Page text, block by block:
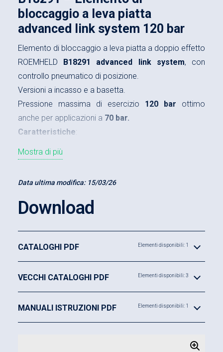
bloccaggio a leva piatta
advanced link system 120 bar
Elemento di bloccaggio a leva piatta a doppio effetto
ROEMHELD B18291 advanced link system, con
controllo pneumatico di posizione.
Versioni a incasso e a basetta.
Pressione massima di esercizio 120 bar ottimo
anche per applicazioni a 70 bar.
Caratteristiche:
Diametro pistone da 25 a 45 mm
effetto (120 bar) da 2,9 a 9,8 kN
Vantaggi:
Ingombri minimi
Mostra di più
Data ultima modifica: 15/03/26
Download
CATALOGHI PDF Elementi disponibili: 1
VECCHI CATALOGHI PDF Elementi disponibili: 3
MANUALI ISTRUZIONI PDF Elementi disponibili: 1